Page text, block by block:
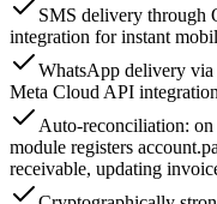
SMS delivery through
integration for instant
WhatsApp delivery via
Meta Cloud API
Auto-reconciliation: on
module registers
receivable, updating